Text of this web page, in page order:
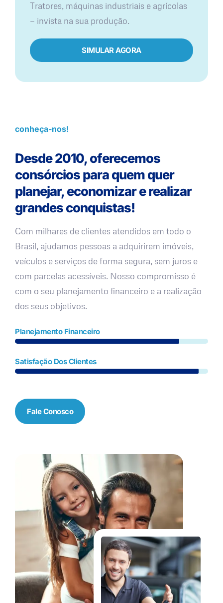
Tratores, máquinas industriais e agrícolas
— invista na sua produção.
SIMULAR AGORA
conheça-nos!
Desde 2010, oferecemos
consórcios para quem quer
planejar, economizar e realizar
grandes conquistas!
Com milhares de clientes atendidos em todo o
Brasil, ajudamos pessoas a adquirirem imóveis,
veículos e serviços de forma segura, sem juros e
com parcelas acessíveis. Nosso compromisso é
com o seu planejamento financeiro e a realização
dos seus objetivos.
Planejamento Financeiro
Satisfação Dos Clientes
Fale Conosco